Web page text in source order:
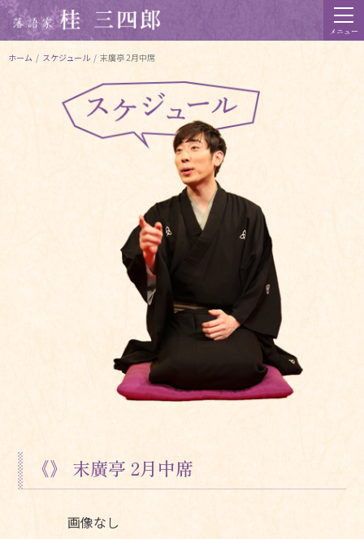
メニュー
ホーム / スケジュール / 末廣亭 2月中席
《》 末廣亭 2月中席
画像なし